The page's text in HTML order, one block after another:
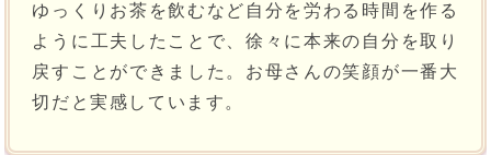
ゆっくりお茶を飲むなど自分を労わる時間を作る
ように工夫したことで、徐々に本来の自分を取り
戻すことができました。お母さんの笑顔が一番大
切だと実感しています。